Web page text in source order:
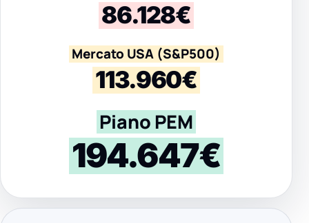
86.128€
Mercato USA (S&P500)
113.960€
Piano PEM
194.647€